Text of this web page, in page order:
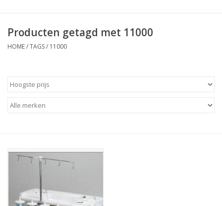
Paspoppen
Opbergsystemen
Stoffen
Breien en haken
Producten getagd met 11000
HOME/TAGS/ 11000